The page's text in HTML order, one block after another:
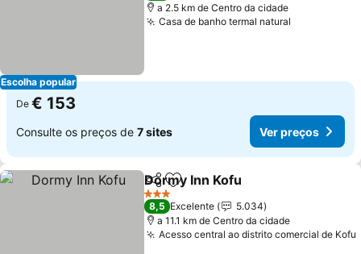
Escolha popular
a 2.5 km de Centro da cidade
Casa de banho termal natural
De € 153
Consulte os preços de 7 sites Ver preços
PartilharAdicionar aos favoritos
Dormy Inn Kofu
3 Estrelas
8,5 Excelente
5.034
a 11.1 km de Centro da cidade
Acesso central ao distrito comercial de Kofu